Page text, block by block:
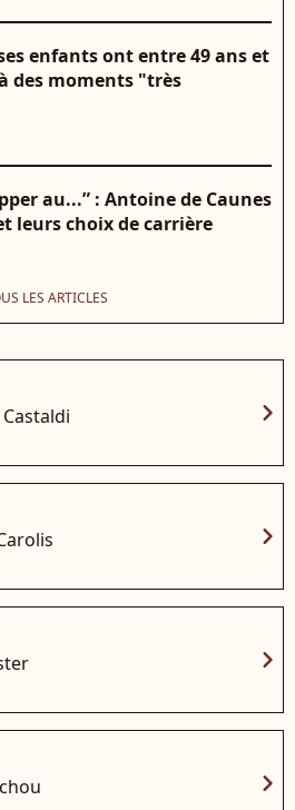
enfants ont entre 49 ans et
des moments "très
au...” : Antoine de Caunes
leurs choix de carrière
LES ARTICLES
chevron_right
chevron_right
chevron_right
chevron_right